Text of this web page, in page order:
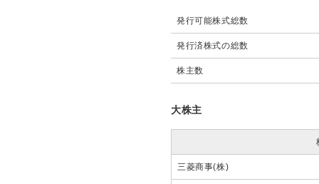
発行可能株式総数
発行済株式の総数
株主数
大株主
三菱商事(株)